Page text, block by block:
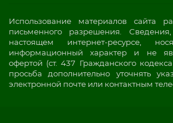
Использование материалов сайта
письменного разрешения.
настоящем интернет-ресурсе,
информационный характер и не
офертой (ст. 437 Гражданского
просьба дополнительно уточнять
электронной почте или контактным